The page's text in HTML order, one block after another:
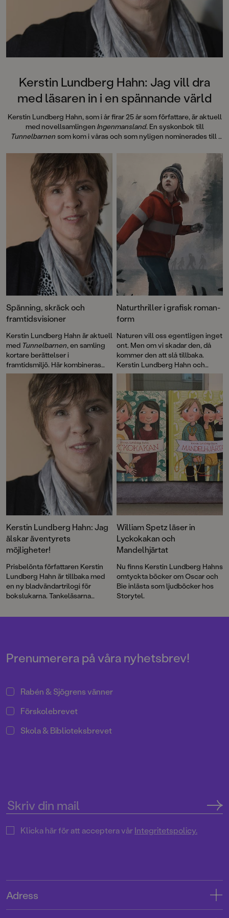
Kerstin Lundberg Hahn: Jag vill dra
med läsaren in i en spännande värld
Kerstin Lundberg Hahn, som i år firar 25 år som författare, är aktuell
med novellsamlingen Ingenmansland. En syskonbok till
Tunnelbarnen som kom i våras och som nyligen nominerades till
Spänning, skräck och
framtidsvisioner
Kerstin Lundberg Hahn är aktuell
med Tunnelbarnen, en samling
kortare berättelser i
framtidsmiljö. Här kombineras
nagelbitarspänning med tankar
om livets små och stora frågor;
klimatförändringar, klass, natur
på liv och död, vänskap och
solidaritet, och hur ny teknik
påverkar människan.
Naturthriller i grafisk roman-
form
Naturen vill oss egentligen inget
ont. Men om vi skadar den, då
kommer den att slå tillbaka.
Kerstin Lundberg Hahn och
Elisabeth Widmarks grafiska
är en saga och en
thriller, en berättelse om kärlek
och om hämnd, förankrad i
verklighet och fantasi. Det är
läskigt, spännande och samtidigt
stämningsfullt.
Kerstin Lundberg Hahn: Jag
älskar äventyrets
möjligheter!
Prisbelönta författaren Kerstin
Lundberg Hahn är tillbaka med
en ny bladvändartrilogi för
bokslukarna. Tankeläsarna
1800-talsgruvsamhälle där
William Spetz läser in
Lyckokakan och
Mandelhjärtat
Nu finns Kerstin Lundberg Hahns
omtyckta böcker om Oscar och
Bie inlästa som ljudböcker hos
Storytel.
Prenumerera på våra nyhetsbrev!
Rabén & Sjögrens vänner
Förskolebrevet
Skola & Biblioteksbrevet
Klicka här för att acceptera vårIntegritetspolicy.
Adress